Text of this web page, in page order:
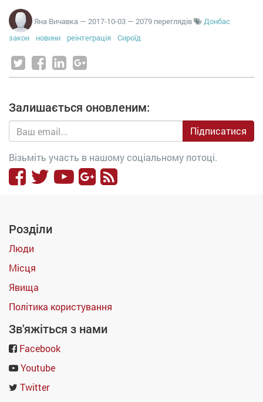
Яна Вичавка — 2017-10-03 — 2079 переглядів
Донбас
закон
новини реінтеграція Сироїд
Залишається оновленим:
Підписатися
Візьміть участь в нашому соціальному потоці.
Розділи
Люди
Місця
Явища
Політика користування
Зв'яжіться з нами
Facebook
Youtube
Twitter